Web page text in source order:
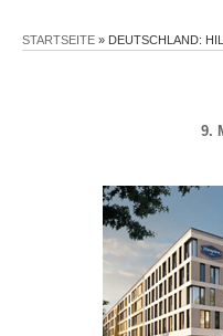
STARTSEITE » DEUTSCHLAND:
9.